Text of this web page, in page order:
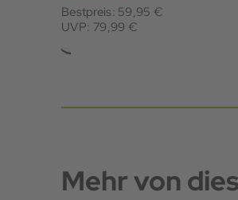
Bestpreis: 59,95 €
UVP: 79,99 €
Mehr von